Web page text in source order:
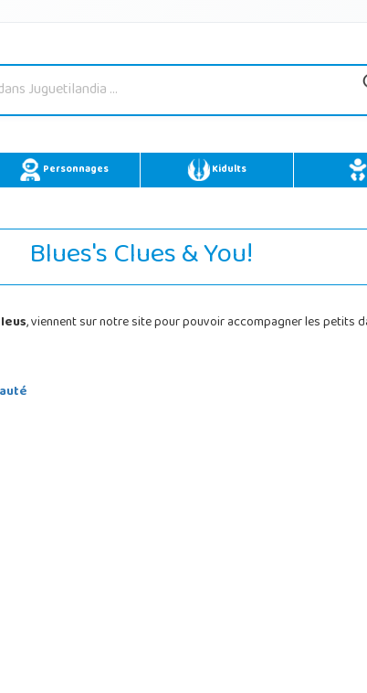
Personnages Kidults
Blues's Clues & You!
, viennent sur notre site pour pouvoir accompagner les petits